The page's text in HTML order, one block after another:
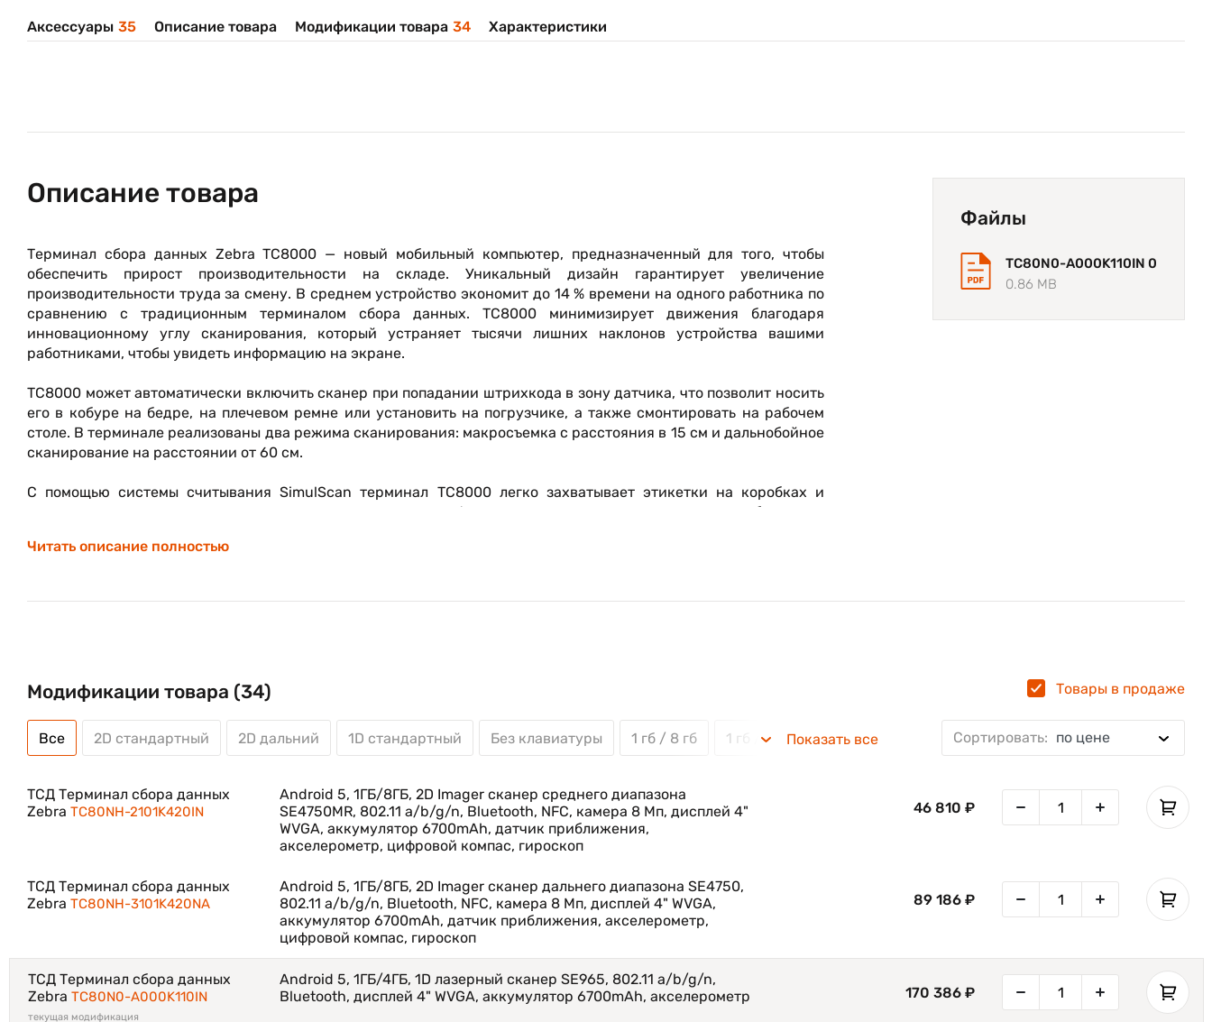
Аксессуары 35 Описание товара Модификации товара 34 Характеристики
Описание товара
Терминал сбора данных Zebra TC8000 — новый мобильный компьютер, предназначенный для того, чтобы
обеспечить прирост производительности на складе. Уникальный дизайн гарантирует увеличение
производительности труда за смену. В среднем устройство экономит до 14 % времени на одного работника по
сравнению с традиционным терминалом сбора данных. TC8000 минимизирует движения благодаря
инновационному углу сканирования, который устраняет тысячи лишних наклонов устройства вашими
работниками, чтобы увидеть информацию на экране.
TC8000 может автоматически включить сканер при попадании штрихкода в зону датчика, что позволит носить
его в кобуре на бедре, на плечевом ремне или установить на погрузчике, а также смонтировать на рабочем
столе. В терминале реализованы два режима сканирования: макросъемка с расстояния в 15 см и дальнобойное
сканирование на расстоянии от 60 см.
С помощью системы считывания SimulScan терминал TC8000 легко захватывает этикетки на коробках и
паллетах, содержащие много штрихкодов, а также на формах, которые могут содержать необходимые
Особенности TC8000:
легкий и удобный корпус терминала, обладающий классом защиты IP65;
поддержка всех распространенных беспроводных интерфейсов связи в режиме реального времени;
наличие встроенного GPS/AGPS, акселерометра, компаса и гироскопа;
мощная батарея на 6700 мАч, обеспечивающая длительную работу терминала без подзарядки;
8-мегапиксельная камера для возможность сфотографировать товар;
сенсорный экран, выполненный по технологии Gorilla Glass, чувствительный к прикосновению пальцев, даже
если пользователь работает в латексных перчатках;
4-дюймовый сенсорный дисплей для удобной работы.
Читать описание полностью
Файлы
TC80N0-A000K110IN 0
0.86 MB
Модификации товара (34) Товары в продаже
Все 2D стандартный 2D дальний 1D стандартный Без клавиатуры 1 гб / 8 гб 1 гб / 4 гб 2 гб / 16 гб Android 5 Android 4 SE4750MR
Показать все Сортировать: по цене
ТСД Терминал сбора данных
Zebra TC80NH-2101K420IN
Android 5, 1ГБ/8ГБ, 2D Imager сканер среднего диапазона
SE4750MR, 802.11 a/b/g/n, Bluetooth, NFC, камера 8 Мп, дисплей 4"
WVGA, аккумулятор 6700mAh, датчик приближения,
акселерометр, цифровой компас, гироскоп
46 810 ₽
ТСД Терминал сбора данных
Zebra TC80NH-3101K420NA
Android 5, 1ГБ/8ГБ, 2D Imager сканер дальнего диапазона SE4750,
802.11 a/b/g/n, Bluetooth, NFC, камера 8 Мп, дисплей 4" WVGA,
аккумулятор 6700mAh, датчик приближения, акселерометр,
цифровой компас, гироскоп
89 186 ₽
ТСД Терминал сбора данных
Zebra TC80N0-A000K110IN
текущая модификация
Android 5, 1ГБ/4ГБ, 1D лазерный сканер SE965, 802.11 a/b/g/n,
Bluetooth, дисплей 4" WVGA, аккумулятор 6700mAh, акселерометр
170 386 ₽